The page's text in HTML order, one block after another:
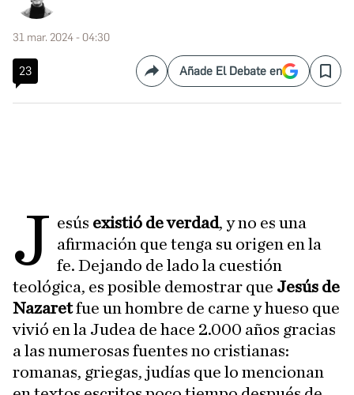
31 mar. 2024 - 04:30
23 CompartirAñade El Debate en Save
J esús existió de verdad, y no es una
afirmación que tenga su origen en la
fe. Dejando de lado la cuestión
teológica, es posible demostrar que Jesús de
Nazaretfue un hombre de carne y hueso que
vivió en la Judea de hace 2.000 años gracias
a las numerosas fuentes no cristianas:
romanas, griegas, judías que lo mencionan